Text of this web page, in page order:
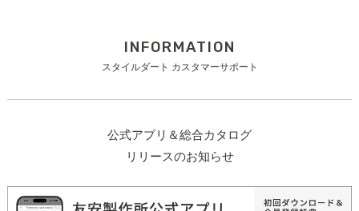
INFORMATION
スタイルダート カスタマーサポート
公式アプリ＆総合カタログ
リリースのお知らせ